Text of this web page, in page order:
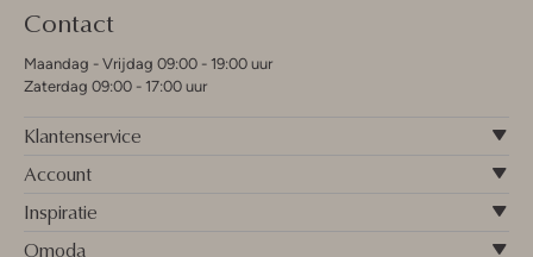
Contact
Maandag - Vrijdag 09:00 - 19:00 uur
Zaterdag 09:00 - 17:00 uur
Klantenservice
Account
Inspiratie
Omoda